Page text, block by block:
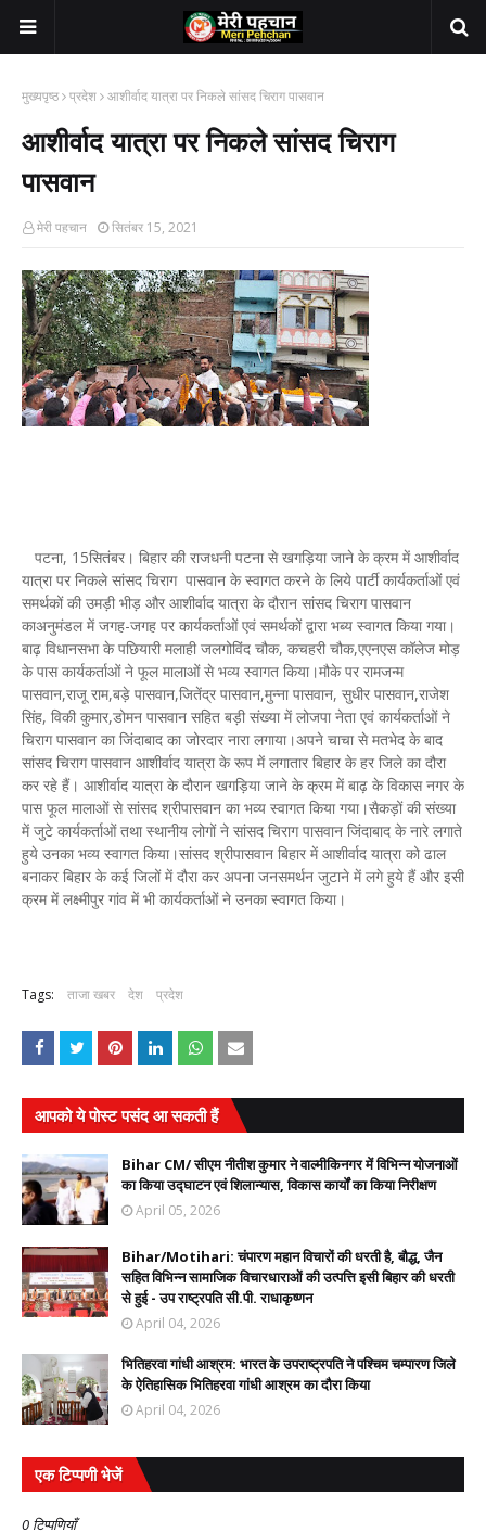
मुख्यपृष्ठ प्रदेश आशीर्वाद यात्रा पर निकले सांसद चिराग पासवान
आशीर्वाद यात्रा पर निकले सांसद चिराग
पासवान
मेरी पहचान सितंबर 15, 2021
पटना, 15सितंबर। बिहार की राजधनी पटना से खगड़िया जाने के क्रम में आशीर्वाद
यात्रा पर निकले सांसद चिराग पासवान के स्वागत करने के लिये पार्टी कार्यकर्ताओं एवं
समर्थकों की उमड़ी भीड़ और आशीर्वाद यात्रा के दौरान सांसद चिराग पासवान
काअनुमंडल में जगह-जगह पर कार्यकर्ताओं एवं समर्थकों द्वारा भब्य स्वागत किया गया।
बाढ़ विधानसभा के पछियारी मलाही जलगोविंद चौक, कचहरी चौक,एएनएस कॉलेज मोड़
के पास कार्यकर्ताओं ने फूल मालाओं से भव्य स्वागत किया।मौके पर रामजन्म
पासवान,राजू राम,बड़े पासवान,जितेंद्र पासवान,मुन्ना पासवान, सुधीर पासवान,राजेश
सिंह, विकी कुमार,डोमन पासवान सहित बड़ी संख्या में लोजपा नेता एवं कार्यकर्ताओं ने
चिराग पासवान का जिंदाबाद का जोरदार नारा लगाया।अपने चाचा से मतभेद के बाद
सांसद चिराग पासवान आशीर्वाद यात्रा के रूप में लगातार बिहार के हर जिले का दौरा
कर रहे हैं। आशीर्वाद यात्रा के दौरान खगड़िया जाने के क्रम में बाढ़ के विकास नगर के
पास फूल मालाओं से सांसद श्रीपासवान का भव्य स्वागत किया गया।सैकड़ों की संख्या
में जुटे कार्यकर्ताओं तथा स्थानीय लोगों ने सांसद चिराग पासवान जिंदाबाद के नारे लगाते
हुये उनका भव्य स्वागत किया।सांसद श्रीपासवान बिहार में आशीर्वाद यात्रा को ढाल
बनाकर बिहार के कई जिलों में दौरा कर अपना जनसमर्थन जुटाने में लगे हुये हैं और इसी
क्रम में लक्ष्मीपुर गांव में भी कार्यकर्ताओं ने उनका स्वागत किया।
Tags: ताजा खबर देश प्रदेश
आपको ये पोस्ट पसंद आ सकती हैं
Bihar CM/ सीएम नीतीश कुमार ने वाल्मीकिनगर में विभिन्न योजनाओं
का किया उद्घाटन एवं शिलान्यास, विकास कार्यों का किया निरीक्षण
April 05, 2026
Bihar/Motihari: चंपारण महान विचारों की धरती है, बौद्ध, जैन
सहित विभिन्न सामाजिक विचारधाराओं की उत्पत्ति इसी बिहार की धरती
से हुई - उप राष्ट्रपति सी.पी. राधाकृष्णन
April 04, 2026
भितिहरवा गांधी आश्रम: भारत के उपराष्ट्रपति ने पश्चिम चम्पारण जिले
के ऐतिहासिक भितिहरवा गांधी आश्रम का दौरा किया
April 04, 2026
एक टिप्पणी भेजें
0 टिप्पणियाँ